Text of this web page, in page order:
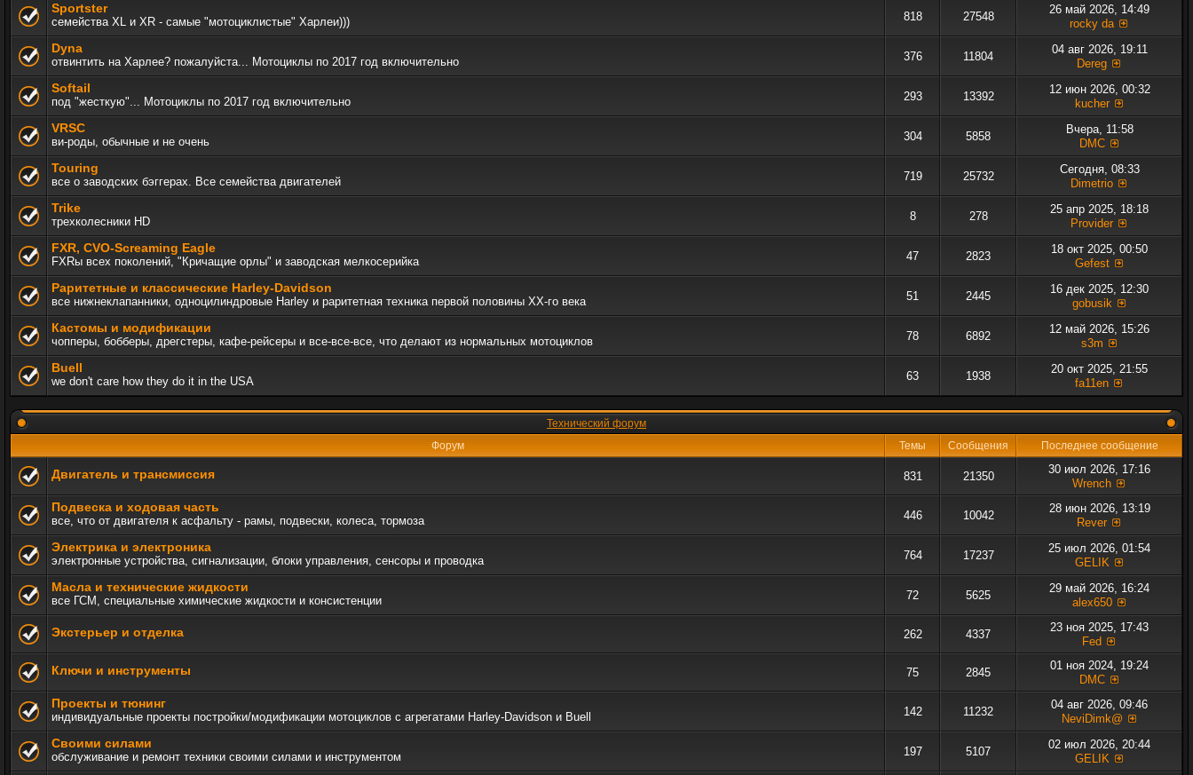
Sportster
семейства XL и XR - самые "мотоциклистые" Харлеи))) 818 27548
26 май 2026, 14:49
rocky da
Dyna
отвинтить на Харлее? пожалуйста... Мотоциклы по 2017 год включительно 376 11804
04 авг 2026, 19:11
Dereg
Softail
под "жесткую"... Мотоциклы по 2017 год включительно 293 13392
12 июн 2026, 00:32
kucher
VRSC
ви-роды, обычные и не очень 304 5858
Вчера, 11:58
DMC
Touring
все о заводских бэггерах. Все семейства двигателей 719 25732
Сегодня, 08:33
Dimetrio
Trike
трехколесники HD 8 278
25 апр 2025, 18:18
Provider
FXR, СVO-Screaming Eagle
FXRы всех поколений, "Кричащие орлы" и заводская мелкосерийка 47 2823
18 окт 2025, 00:50
Gefest
Раритетные и классические Harley-Davidson
все нижнеклапанники, одноцилиндровые Harley и раритетная техника первой половины ХХ-го века 51 2445
16 дек 2025, 12:30
gobusik
Кастомы и модификации
чопперы, бобберы, дрегстеры, кафе-рейсеры и все-все-все, что делают из нормальных мотоциклов 78 6892
12 май 2026, 15:26
s3m
Buell
we don't care how they do it in the USA 63 1938
20 окт 2025, 21:55
fa11en
Технический форум
Форум
Темы Сообщения Последнее сообщение
Двигатель и трансмиссия 831 21350
30 июл 2026, 17:16
Wrench
Подвеска и ходовая часть
все, что от двигателя к асфальту - рамы, подвески, колеса, тормоза 446 10042
28 июн 2026, 13:19
Rever
Электрика и электроника
электронные устройства, сигнализации, блоки управления, сенсоры и проводка 764 17237
25 июл 2026, 01:54
GELIK
Масла и технические жидкости
все ГСМ, специальные химические жидкости и консистенции 72 5625
29 май 2026, 16:24
alex650
Экстерьер и отделка 262 4337
23 ноя 2025, 17:43
Fed
Ключи и инструменты 75 2845
01 ноя 2024, 19:24
DMC
Проекты и тюнинг
индивидуальные проекты постройки/модификации мотоциклов c агрегатами Harley-Davidson и Buell 142 11232
04 авг 2026, 09:46
NeviDimk@
Своими силами
обслуживание и ремонт техники своими силами и инструментом 197 5107
02 июл 2026, 20:44
GELIK